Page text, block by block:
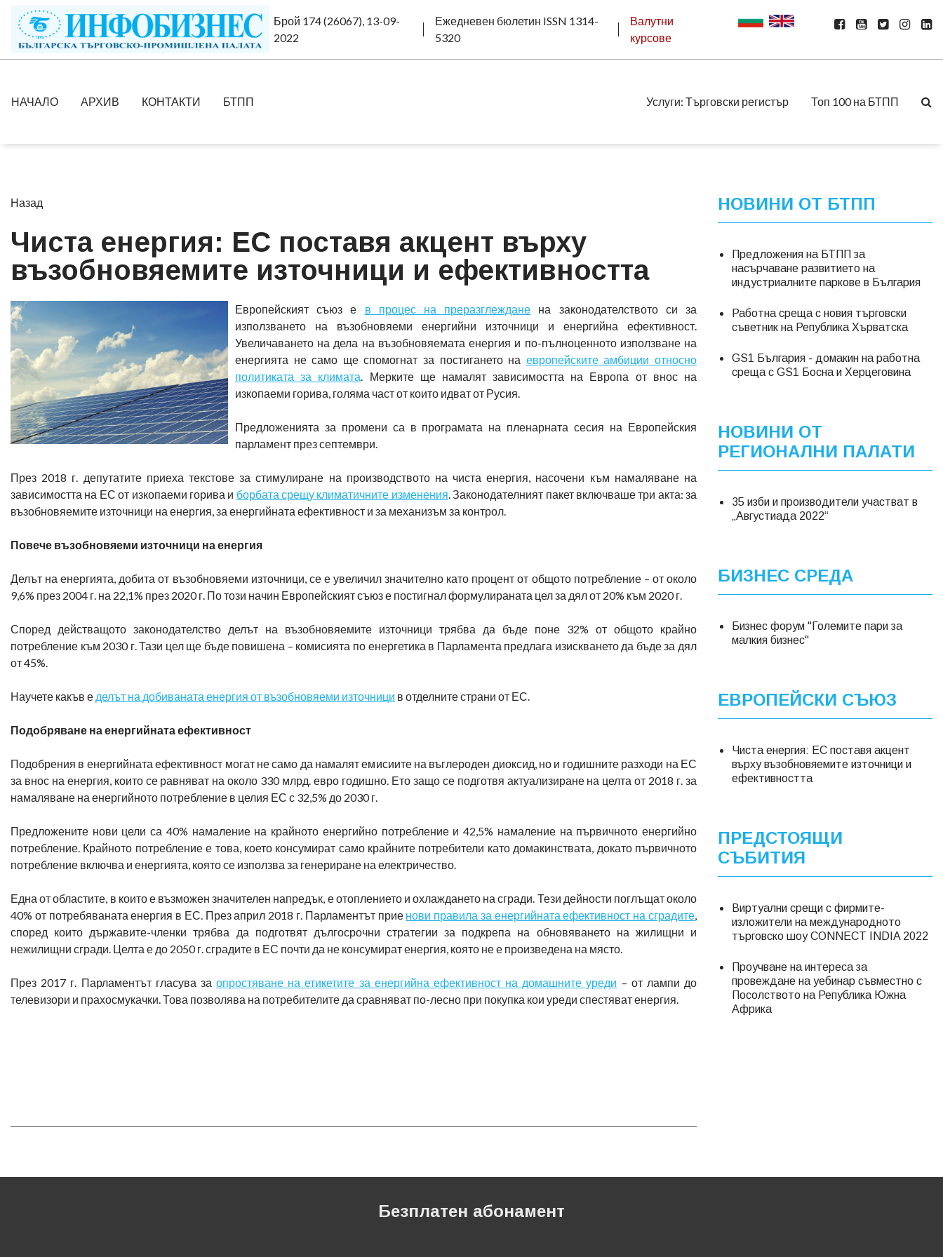
Брой 174 (26067), 13-09-
2022
Ежедневен бюлетин ISSN 1314-
5320
Валутни
курсове
НАЧАЛО АРХИВ КОНТАКТИ БТПП Услуги: Търговски регистър Топ 100 на БТПП
Назад
Чиста енергия: ЕС поставя акцент върху
възобновяемите източници и ефективността
Европейският съюз е в процес на преразглеждане на законодателството си за
използването на възобновяеми енергийни източници и енергийна ефективност.
Увеличаването на дела на възобновяемата енергия и по-пълноценното използване на
енергията не само ще спомогнат за постигането на европейските амбиции относно
политиката за климата . Мерките ще намалят зависимостта на Европа от внос на
изкопаеми горива, голяма част от които идват от Русия.
Предложенията за промени са в програмата на пленарната сесия на Европейския
парламент през септември.
През 2018 г. депутатите приеха текстове за стимулиране на производството на чиста енергия, насочени към намаляване на
зависимостта на ЕС от изкопаеми горива и борбата срещу климатичните изменения . Законодателният пакет включваше три акта: за
възобновяемите източници на енергия, за енергийната ефективност и за механизъм за контрол.
Повече възобновяеми източници на енергия
Делът на енергията, добита от възобновяеми източници, се е увеличил значително като процент от общото потребление – от около
9,6% през 2004 г. на 22,1% през 2020 г. По този начин Европейският съюз е постигнал формулираната цел за дял от 20% към 2020 г.
Според действащото законодателство делът на възобновяемите източници трябва да бъде поне 32% от общото крайно
потребление към 2030 г. Тази цел ще бъде повишена – комисията по енергетика в Парламента предлага изискването да бъде за дял
от 45%.
Научете какъв е делът на добиваната енергия от възобновяеми източници в отделните страни от ЕС.
Подобряване на енергийната ефективност
Подобрения в енергийната ефективност могат не само да намалят емисиите на въглероден диоксид, но и годишните разходи на ЕС
за внос на енергия, които се равняват на около 330 млрд. евро годишно. Ето защо се подготвя актуализиране на целта от 2018 г. за
намаляване на енергийното потребление в целия ЕС с 32,5% до 2030 г.
Предложените нови цели са 40% намаление на крайното енергийно потребление и 42,5% намаление на първичното енергийно
потребление. Крайното потребление е това, което консумират само крайните потребители като домакинствата, докато първичното
потребление включва и енергията, която се използва за генериране на електричество.
Една от областите, в които е възможен значителен напредък, е отоплението и охлаждането на сгради. Тези дейности поглъщат около
40% от потребяваната енергия в ЕС. През април 2018 г. Парламентът прие нови правила за енергийната ефективност на сградите
според които държавите-членки трябва да подготвят дългосрочни стратегии за подкрепа на обновяването на жилищни и
нежилищни сгради. Целта е до 2050 г. сградите в ЕС почти да не консумират енергия, която не е произведена на място.
През 2017 г. Парламентът гласува за опростяване на етикетите за енергийна ефективност на домашните уреди – от лампи до
телевизори и прахосмукачки. Това позволява на потребителите да сравняват по-лесно при покупка кои уреди спестяват енергия.
НОВИНИ ОТ БТПП
Предложения на БТПП за
насърчаване развитието на
индустриалните паркове в България
Работна среща с новия търговски
съветник на Република Хърватска
GS1 България - домакин на работна
среща с GS1 Босна и Херцеговина
НОВИНИ ОТ
РЕГИОНАЛНИ ПАЛАТИ
35 изби и производители участват в
„Августиада 2022“
БИЗНЕС СРЕДА
Бизнес форум "Големите пари за
малкия бизнес"
ЕВРОПЕЙСКИ СЪЮЗ
Чиста енергия: ЕС поставя акцент
върху възобновяемите източници и
ефективността
ПРЕДСТОЯЩИ
СЪБИТИЯ
Виртуални срещи с фирмите-
изложители на международното
търговско шоу CONNECT INDIA 2022
Проучване на интереса за
провеждане на уебинар съвместно с
Посолството на Република Южна
Африка
Безплатен абонамент